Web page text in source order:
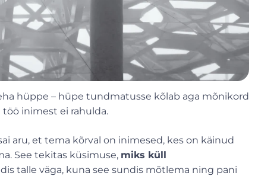
hüppe – hüpe tundmatusse kõlab aga mõnikord
inimest ei rahulda.
aru, et tema kõrval on inimesed, kes on käinud
See tekitas küsimuse, miks küll
talle väga, kuna see sundis mõtlema ning pani